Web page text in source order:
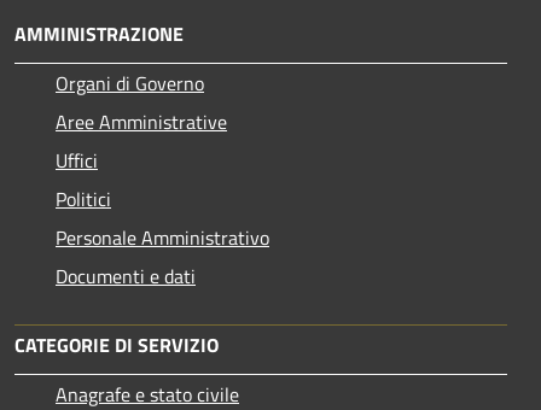
AMMINISTRAZIONE
Organi di Governo
Aree Amministrative
Uffici
Politici
Personale Amministrativo
Documenti e dati
CATEGORIE DI SERVIZIO
Anagrafe e stato civile